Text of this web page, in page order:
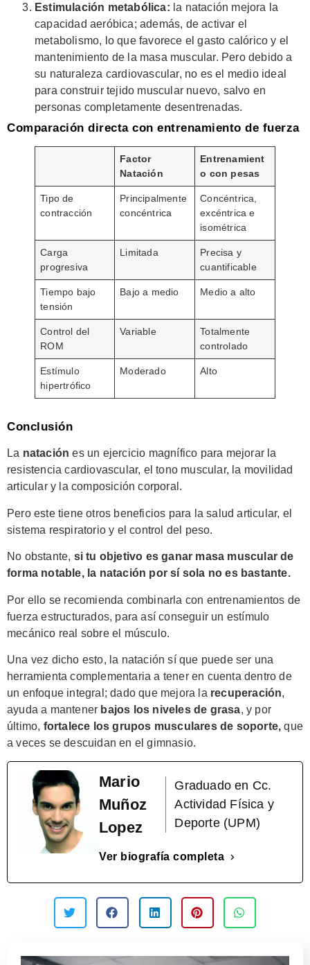
Estimulación metabólica: la natación mejora la
capacidad aeróbica; además, de activar el
metabolismo, lo que favorece el gasto calórico y el
mantenimiento de la masa muscular. Pero debido a
su naturaleza cardiovascular, no es el medio ideal
para construir tejido muscular nuevo, salvo en
personas completamente desentrenadas.
Comparación directa con entrenamiento de fuerza
Factor
Natación
Entrenamient
o con pesas
Tipo de
contracción
Principalmente
concéntrica
Concéntrica,
excéntrica e
isométrica
Carga
progresiva
Limitada
Precisa y
cuantificable
Tiempo bajo
tensión
Bajo a medio Medio a alto
Control del
ROM
Variable
Totalmente
controlado
Estímulo
hipertrófico
Moderado Alto
Conclusión
La nataciónes un ejercicio magnífico para mejorar la
resistencia cardiovascular, el tono muscular, la movilidad
articular y la composición corporal.
Pero este tiene otros beneficios para la salud articular, el
sistema respiratorio y el control del peso.
No obstante, si tu objetivo es ganar masa muscular de
forma notable, la natación por sí sola no es bastante.
Por ello se recomienda combinarla con entrenamientos de
fuerza estructurados, para así conseguir un estímulo
mecánico real sobre el músculo.
Una vez dicho esto, la natación sí que puede ser una
herramienta complementaria a tener en cuenta dentro de
un enfoque integral; dado que mejora la recuperación,
ayuda a mantener bajos los niveles de grasa, y por
último, fortalece los grupos musculares de soporte,que
a veces se descuidan en el gimnasio.
Mario
Muñoz
Lopez
Graduado en Cc.
Actividad Física y
Deporte (UPM)
Ver biografía completa